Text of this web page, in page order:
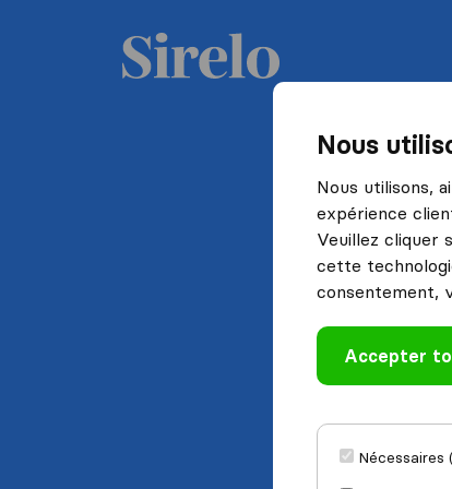
Nous
Nous utilisons,
expérience
Veuillez cliquer
cette
consentement,
Accepter
Nécessaires